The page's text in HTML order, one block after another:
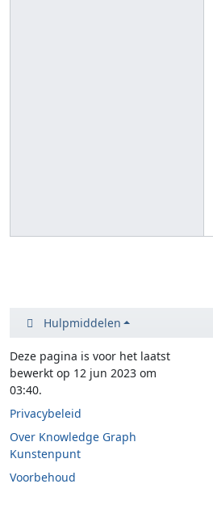
Hulpmiddelen
Deze pagina is voor het laatst
bewerkt op 12 jun 2023 om
03:40.
Privacybeleid
Over Knowledge Graph
Kunstenpunt
Voorbehoud